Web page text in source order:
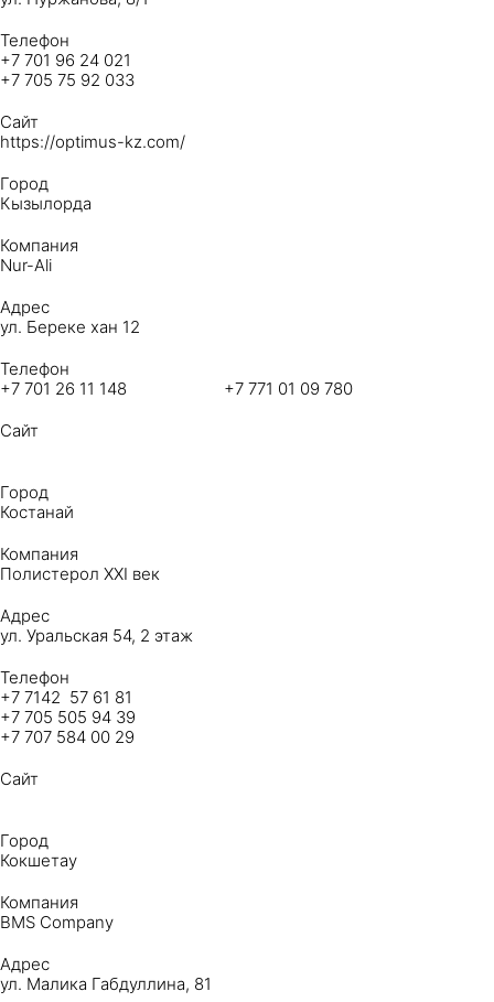
Телефон
+7 701 96 24 021
+7 705 75 92 033
Сайт
https://optimus-kz.com/
Город
Кызылорда
Компания
Nur-Ali
Адрес
ул. Береке хан 12
Телефон
+7 701 26 11 148 +7 771 01 09 780
Сайт
Город
Костанай
Компания
Полистерол XXI век
Адрес
ул. Уральская 54, ​2 этаж
Телефон
+7 7142 57 61 81
+7 705 505 94 39
+7 707 584 00 29
Сайт
Город
Кокшетау
Компания
BMS Company
Адрес
ул. Малика Габдуллина, 81